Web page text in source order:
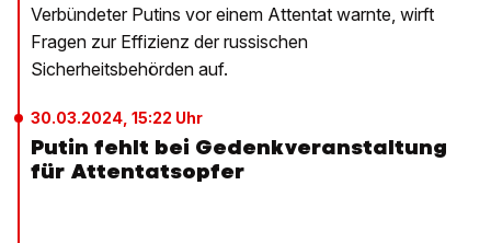
Verbündeter Putins vor einem Attentat warnte, wirft
Fragen zur Effizienz der russischen
Sicherheitsbehörden auf.
30.03.2024, 15:22 Uhr
Putin fehlt bei Gedenkveranstaltung
für Attentatsopfer